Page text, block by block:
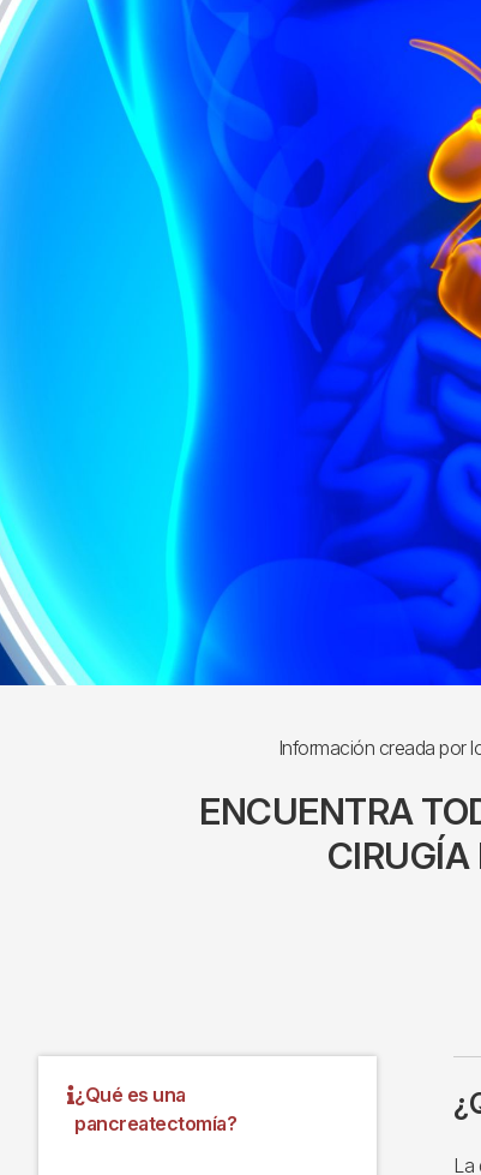
Información creada por
ENCUENTRA
CIRUGÍA
¿Qué es una
pancreatectomía?
La